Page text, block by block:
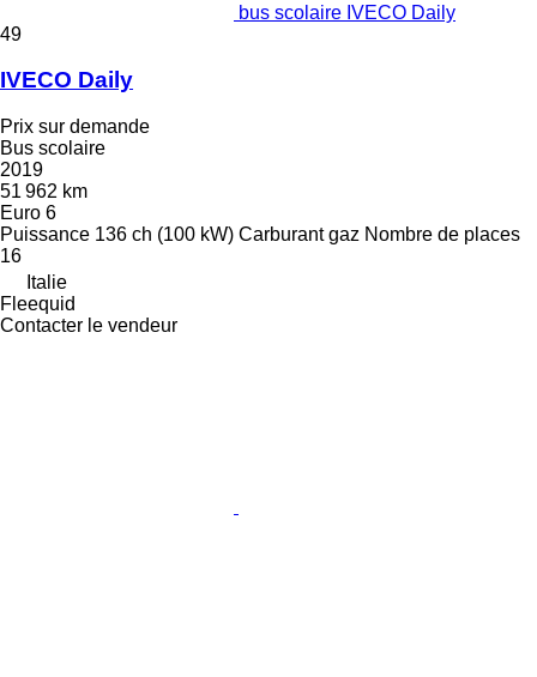
bus scolaire IVECO Daily
49
IVECO Daily
Prix sur demande
Bus scolaire
2019
51 962 km
Euro 6
Puissance 136 ch (100 kW) Carburant gaz Nombre de places
16
Italie
Fleequid
Contacter le vendeur